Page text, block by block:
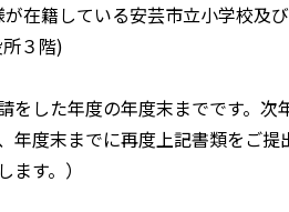
籍している安芸市立小学校及
３階)
をした年度の年度末までです。次
年度末までに再度上記書類をご
す。）